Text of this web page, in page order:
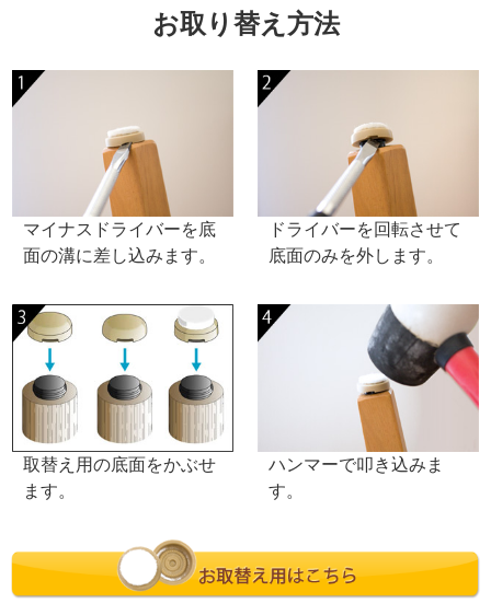
お取り替え方法
マイナスドライバーを底
面の溝に差し込みます。
ドライバーを回転させて
底面のみを外します。
取替え用の底面をかぶせ
ます。
ハンマーで叩き込みま
す。